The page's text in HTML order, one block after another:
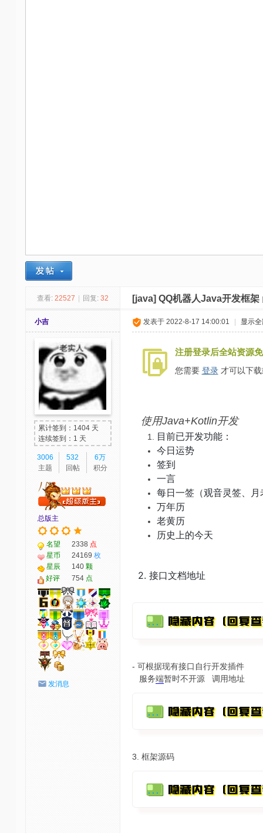
-
查看: 22527 回复: 32 [java] QQ机器人Java开发框架
小吉
累计签到：1404 天
连续签到：1 天
3006
主题
532
回帖
6万
积分
总版主
名望 2338 点
星币
24169 枚
星辰
140 颗
好评
754 点
发消息
发表于 2022-8-17 14:00:01 显示
注册登录后全站资源
您需要 登录才可以下载
使用Java+Kotlin开发
目前已开发功能：
今日运势
签到
一言
每日一签（观音灵签、
万年历
老黄历
历史上的今天
2. 接口文档地址
- 可根据现有接口自行开发插件
服务端暂时不开源 调用地址
3. 框架源码